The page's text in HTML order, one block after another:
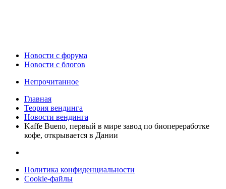
Новости c форума
Новости с блогов
Непрочитанное
Главная
Теория вендинга
Новости вендинга
Kaffe Bueno, первый в мире завод по биопереработке
кофе, открывается в Дании
Политика конфиденциальности
Cookie-файлы